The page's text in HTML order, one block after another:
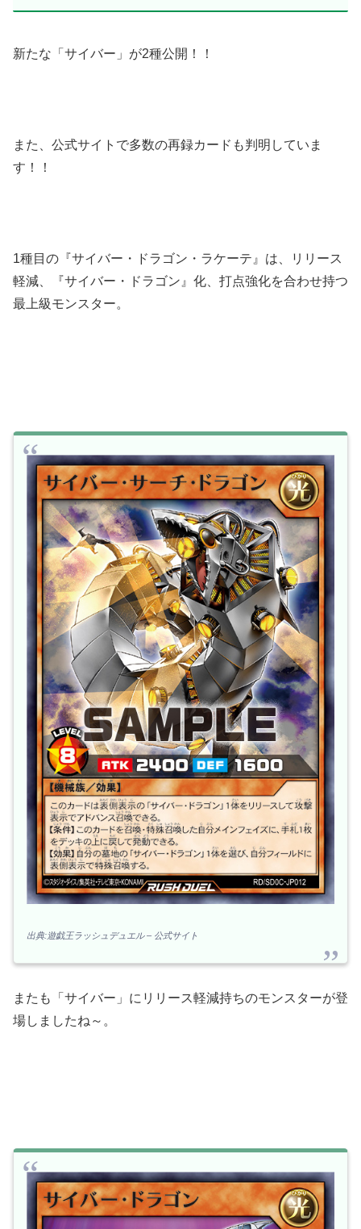
新たな「サイバー」が2種公開！！
また、公式サイトで多数の再録カードも判明していま
す！！
1種目の『サイバー・ドラゴン・ラケーテ』は、リリース
軽減、『サイバー・ドラゴン』化、打点強化を合わせ持つ
最上級モンスター。
出典:遊戯王ラッシュデュエル – 公式サイト
またも「サイバー」にリリース軽減持ちのモンスターが登
場しましたね～。